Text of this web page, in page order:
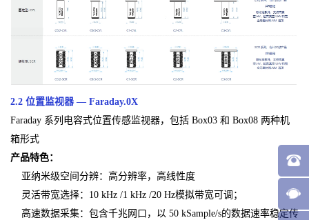
2.2 位置监视器 — Faraday.0X
Faraday 系列电容式位置传感监视器，包括 Box03 和 Box08 两种机
箱形式
产品特色：
亚纳米级空间分辨：高分辨率，高线性度
灵活带宽选择：10 kHz /1 kHz /20 Hz模拟带宽可调；
高速数据采集：包含千兆网口，以 50 kSample/s的数据速率稳定传